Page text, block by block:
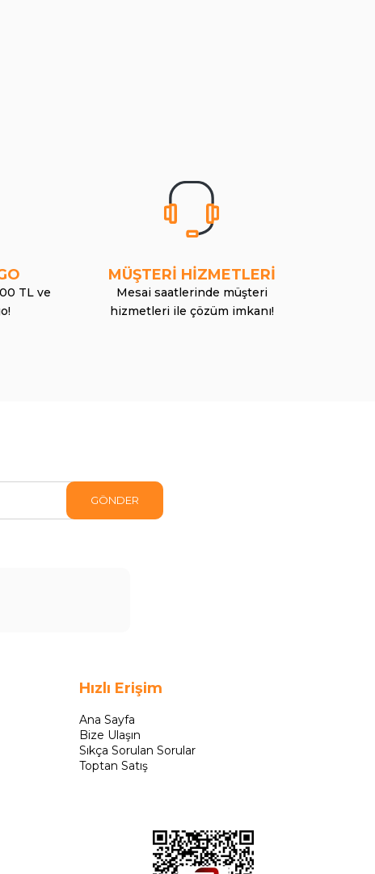
TL ve
MÜŞTERİ HİZMETLERİ
Mesai saatlerinde müşteri
hizmetleri ile çözüm imkanı!
GÖNDER
Hızlı Erişim
Ana Sayfa
Bize Ulaşın
Sıkça Sorulan Sorular
Toptan Satış